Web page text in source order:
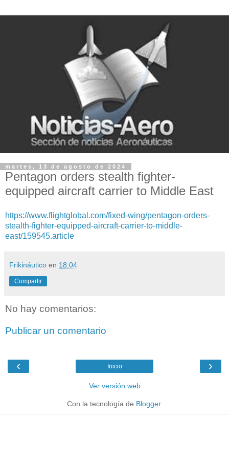
martes, 13 de agosto de 2024
Pentagon orders stealth fighter-
equipped aircraft carrier to Middle East
https://www.flightglobal.com/fixed-wing/pentagon-orders-
stealth-fighter-equipped-aircraft-carrier-to-middle-
east/159545.article
Frikináutico en 18:04
Compartir
No hay comentarios:
Publicar un comentario
‹ ›
Inicio
Ver versión web
Con la tecnología de Blogger.